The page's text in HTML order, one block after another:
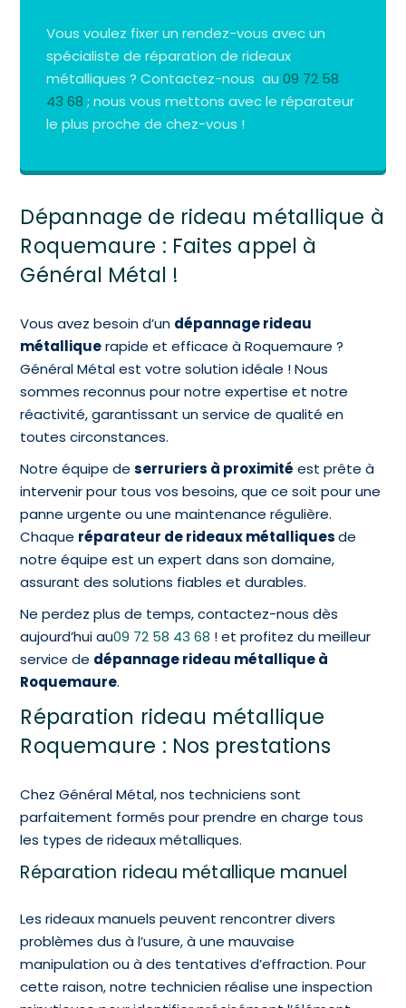
Vous voulez fixer un rendez-vous avec un
spécialiste de réparation de rideaux
métalliques ? Contactez-nous au09 72 58
43 68 ; nous vous mettons avec le réparateur
le plus proche de chez-vous !
Dépannage de rideau métallique à
Roquemaure : Faites appel à
Général Métal !
Vous avez besoin d’un dépannage rideau
métalliquerapide et efficace à Roquemaure ?
Général Métal est votre solution idéale ! Nous
sommes reconnus pour notre expertise et notre
réactivité, garantissant un service de qualité en
toutes circonstances.
Notre équipe deserruriers à proximité est prête à
intervenir pour tous vos besoins, que ce soit pour une
panne urgente ou une maintenance régulière.
Chaque réparateur de rideaux métalliquesde
notre équipe est un expert dans son domaine,
assurant des solutions fiables et durables.
Ne perdez plus de temps, contactez-nous dès
aujourd’hui au09 72 58 43 68 ! et profitez du meilleur
service de dépannage rideau métallique à
Roquemaure.
Réparation rideau métallique
Roquemaure : Nos prestations
Chez Général Métal, nos techniciens sont
parfaitement formés pour prendre en charge tous
les types de rideaux métalliques.
Réparation rideau métallique manuel
Les rideaux manuels peuvent rencontrer divers
problèmes dus à l’usure, à une mauvaise
manipulation ou à des tentatives d’effraction. Pour
cette raison, notre technicien réalise une inspection